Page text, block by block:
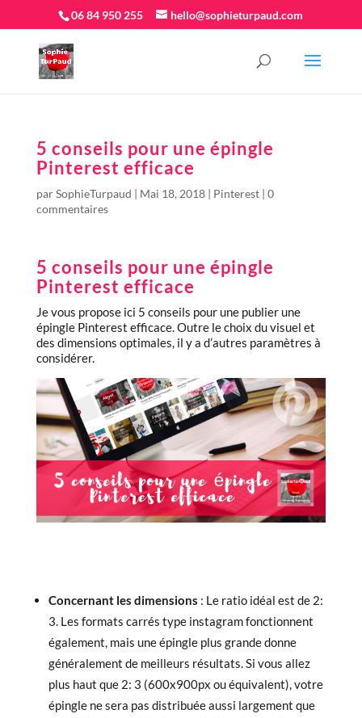
06 84 950 255 hello@sophieturpaud.com
5 conseils pour une épingle
Pinterest efficace
parSophieTurpaud | Mai 18, 2018| Pinterest| 0
commentaires
5 conseils pour une épingle
Pinterest efficace
Je vous propose ici 5 conseils pour une publier une
épingle Pinterest efficace. Outre le choix du visuel et
des dimensions optimales, il y a d’autres paramètres à
considérer.
Concernant les dimensions : Le ratio idéal est de 2:
3. Les formats carrés type instagram fonctionnent
également, mais une épingle plus grande donne
généralement de meilleurs résultats. Si vous allez
plus haut que 2: 3 (600x900px ou équivalent), votre
épingle ne sera pas distribuée aussi largement que